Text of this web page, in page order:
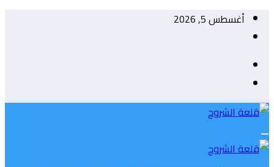
التجاوز
إلى
أغسطس 5, 2026